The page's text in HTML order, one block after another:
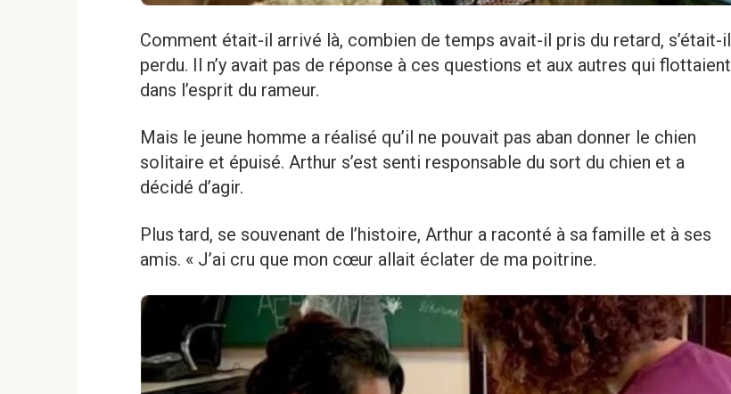
Comment était-il arrivé là, combien de temps avait-il pris du retard, s’était-il
perdu. Il n’y avait pas de réponse à ces questions et aux autres qui flottaient
dans l’esprit du rameur.
Mais le jeune homme a réalisé qu’il ne pouvait pas aban donner le chien
solitaire et épuisé. Arthur s’est senti responsable du sort du chien et a
décidé d’agir.
Plus tard, se souvenant de l’histoire, Arthur a raconté à sa famille et à ses
amis. « J’ai cru que mon cœur allait éclater de ma poitrine.